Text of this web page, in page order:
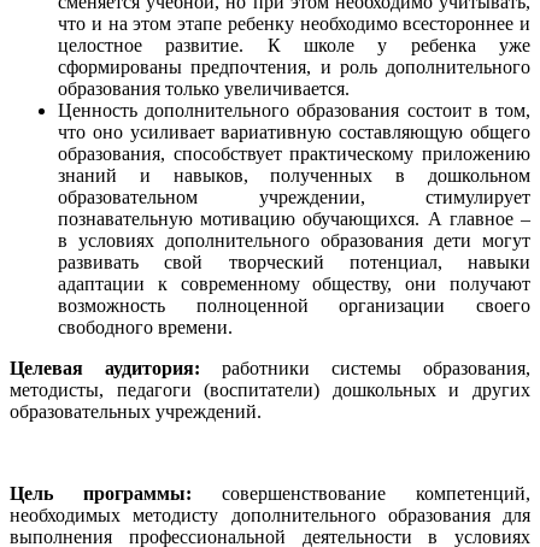
что и на этом этапе ребенку необходимо всестороннее и
целостное развитие. К школе у ребенка уже
сформированы предпочтения, и роль дополнительного
образования только увеличивается.
Ценность дополнительного образования состоит в том,
что оно усиливает вариативную составляющую общего
образования, способствует практическому приложению
знаний и навыков, полученных в дошкольном
образовательном учреждении, стимулирует
познавательную мотивацию обучающихся. А главное –
в условиях дополнительного образования дети могут
развивать свой творческий потенциал, навыки
адаптации к современному обществу, они получают
возможность полноценной организации своего
свободного времени.
Целевая аудитория: работники системы образования,
методисты, педагоги (воспитатели) дошкольных и других
образовательных учреждений.
Цель программы: совершенствование компетенций,
необходимых методисту дополнительного образования для
выполнения профессиональной деятельности в условиях